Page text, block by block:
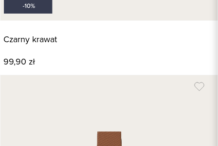
Czarny krawat
99,90 zł